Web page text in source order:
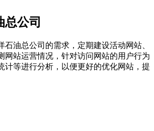
总公司
石油总公司的需求，定期建设活动网站、
网站运营情况，针对访问网站的用户行为
计等进行分析，以便更好的优化网站，提